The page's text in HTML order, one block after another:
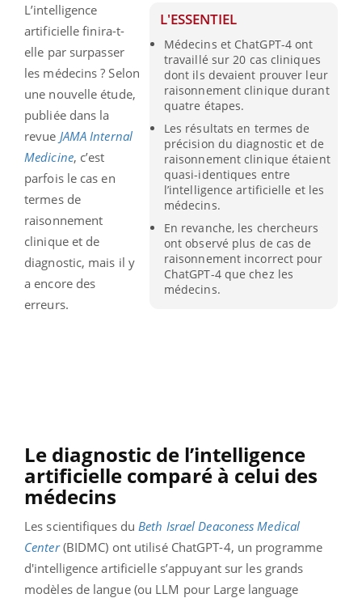
L'ESSENTIEL
Médecins et ChatGPT-4 ont
travaillé sur 20 cas cliniques
dont ils devaient prouver leur
raisonnement clinique durant
quatre étapes.
Les résultats en termes de
précision du diagnostic et de
raisonnement clinique étaient
quasi-identiques entre
l’intelligence artificielle et les
médecins.
En revanche, les chercheurs
ont observé plus de cas de
raisonnement incorrect pour
ChatGPT-4 que chez les
médecins.
L’intelligence
artificielle finira-t-
elle par surpasser
les médecins ? Selon
une nouvelle étude,
publiée dans la
revue JAMA Internal
Medicine, c’est
parfois le cas en
termes de
raisonnement
clinique et de
diagnostic, mais il y
a encore des
erreurs.
Le diagnostic de l’intelligence
artificielle comparé à celui des
médecins
Les scientifiques du Beth Israel Deaconess Medical
Center(BIDMC) ont utilisé ChatGPT-4, un programme
d'intelligence artificielle s’appuyant sur les grands
modèles de langue (ou LLM pour Large language